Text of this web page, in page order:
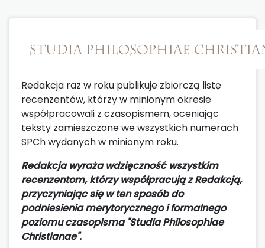
Redakcja raz w roku publikuje zbiorczą listę
recenzentów, którzy w minionym okresie
współpracowali z czasopismem, oceniając
teksty zamieszczone we wszystkich numerach
SPCh wydanych w minionym roku.
Redakcja wyraża wdzięczność wszystkim
recenzentom, którzy współpracują z Redakcją,
przyczyniając się w ten sposób do
podniesienia merytorycznego i formalnego
poziomu czasopisma "Studia Philosophiae
Christianae".